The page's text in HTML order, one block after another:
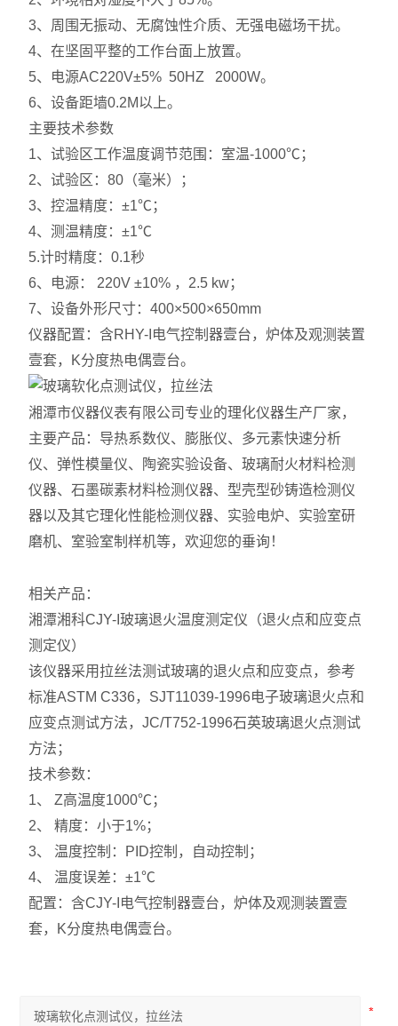
3、周围无振动、无腐蚀性介质、无强电磁场干扰。
4、在坚固平整的工作台面上放置。
5、电源AC220V±5% 50HZ 2000W。
6、设备距墙0.2M以上。
主要技术参数
1、试验区工作温度调节范围：室温-1000℃；
2、试验区：80（毫米）；
3、控温精度：±1℃；
4、测温精度：±1℃
5.计时精度：0.1秒
6、电源： 220V ±10% ，2.5 kw；
7、设备外形尺寸：400×500×650mm
仪器配置：含RHY-I电气控制器壹台，炉体及观测装置
壹套，K分度热电偶壹台。
湘潭市仪器仪表有限公司专业的理化仪器生产厂家，
主要产品：导热系数仪、膨胀仪、多元素快速分析
仪、弹性模量仪、陶瓷实验设备、玻璃耐火材料检测
仪器、石墨碳素材料检测仪器、型壳型砂铸造检测仪
器以及其它理化性能检测仪器、实验电炉、实验室研
磨机、室验室制样机等，欢迎您的垂询！
相关产品：
湘潭湘科CJY-I玻璃退火温度测定仪（退火点和应变点
测定仪）
该仪器采用拉丝法测试玻璃的退火点和应变点，参考
标准ASTM C336，SJT11039-1996电子玻璃退火点和
应变点测试方法，JC/T752-1996石英玻璃退火点测试
方法；
技术参数：
1、 Z高温度1000℃；
2、 精度：小于1%；
3、 温度控制：PID控制，自动控制；
4、 温度误差：±1℃
配置：含CJY-I电气控制器壹台，炉体及观测装置壹
套，K分度热电偶壹台。